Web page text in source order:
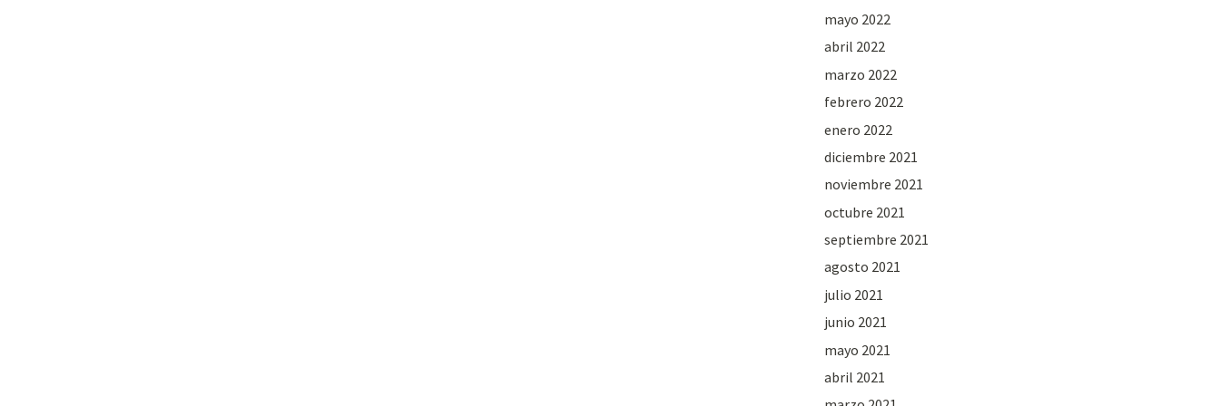
mayo 2022
abril 2022
marzo 2022
febrero 2022
enero 2022
diciembre 2021
noviembre 2021
octubre 2021
septiembre 2021
agosto 2021
julio 2021
junio 2021
mayo 2021
abril 2021